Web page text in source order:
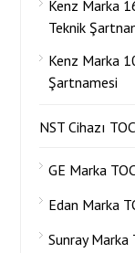
Kenz Marka
Teknik
Kenz Marka
Şartnamesi
NST Cihazı
GE Marka
Edan Marka
Sunray Marka